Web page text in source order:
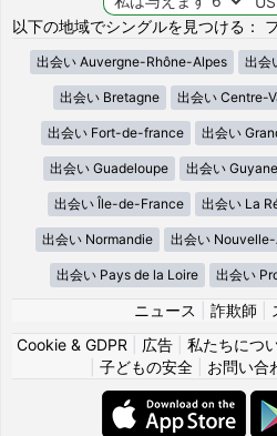
以下の地域でシングルを見つける：
出会い Auvergne-Rhône-Alpes 出会
出会い Bretagne 出会い Centre-
出会い Fort-de-france 出会い
出会い Guadeloupe 出会い Guyane
出会い Île-de-France 出会い La
出会い Normandie 出会い
出会い Pays de la Loire 出会い
ニュース 詐欺師
Cookie & GDPR
広告 私たちにつ
子どもの安全| お問い合